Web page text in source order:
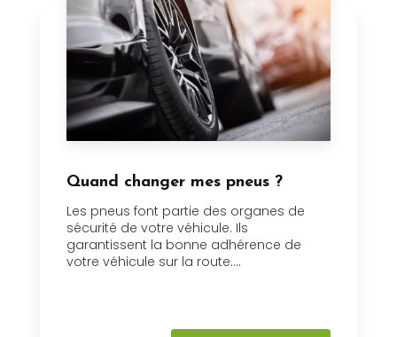
Quand changer mes pneus ?
Les pneus font partie des organes de
sécurité de votre véhicule. Ils
garantissent la bonne adhérence de
votre véhicule sur la route....